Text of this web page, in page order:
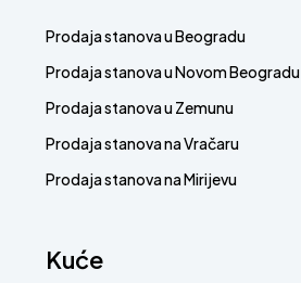
Prodaja stanova u Beogradu
Prodaja stanova u Novom Beogradu
Prodaja stanova u Zemunu
Prodaja stanova na Vračaru
Prodaja stanova na Mirijevu
Kuće